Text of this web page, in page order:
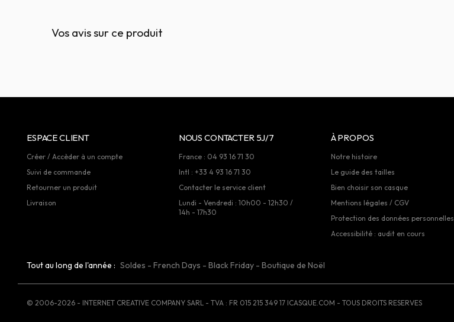
Vos avis sur ce produit
ESPACE CLIENT
Créer / Accèder à un compte
Suivi de commande
Retourner un produit
Livraison
NOUS CONTACTER 5J/7
France : 04 93 16 71 30
Intl : +33 4 93 16 71 30
Contacter le service client
Lundi - Vendredi : 10h00 - 12h30 /
14h - 17h30
À PROPOS
Notre histoire
Le guide des tailles
Bien choisir son casque
Mentions légales / CGV
Protection des données personnelles
Accessibilité : audit en cours
Tout au long de l'année : Soldes - French Days - Black Friday - Boutique de Noël
© 2006-2026 - INTERNET CREATIVE COMPANY SARL - TVA : FR 015 215 349 17 ICASQUE.COM - TOUS DROITS RESERVES